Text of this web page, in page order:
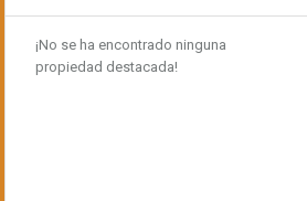
¡No se ha encontrado ninguna
propiedad destacada!